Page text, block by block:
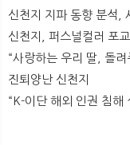
신천지 지파 동향 분석,
신천지, 퍼스널컬러 포
​“사랑하는 우리 딸, 돌려
진퇴양난 신천지
“K-이단 해외 인권 침해